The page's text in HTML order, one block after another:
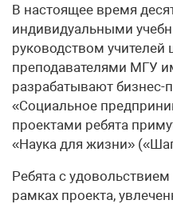
В настоящее время
индивидуальными
руководством
преподавателями МГУ
разрабатывают
«Социальное
проектами ребята
«Наука для жизни»
Ребята с
рамках проекта,